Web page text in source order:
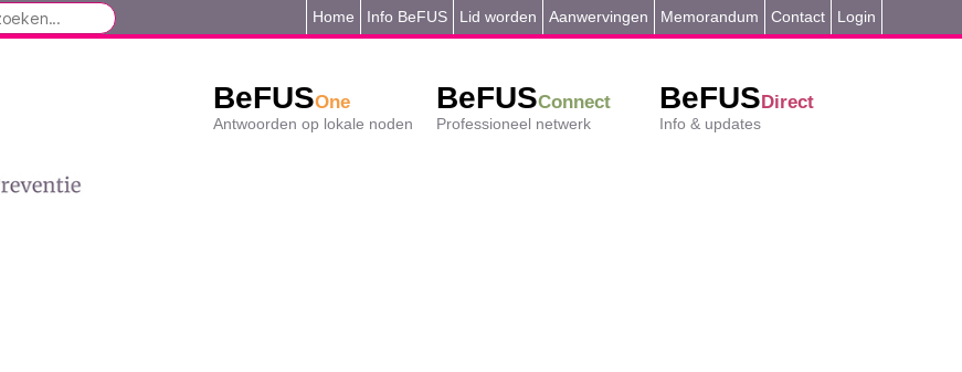
Home Info BeFUS Lid worden Aanwervingen Memorandum Contact Login
BeFUSOne
Antwoorden op lokale noden
BeFUSConnect
Professioneel netwerk
BeFUS Direct
Info & updates